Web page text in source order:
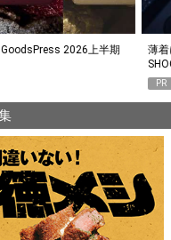
2026上半期
薄着
PR